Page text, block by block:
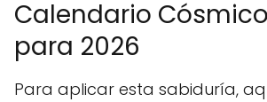
Calendario
para 2026
Para aplicar esta sabiduría,